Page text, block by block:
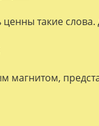
такие слова.
магнитом,